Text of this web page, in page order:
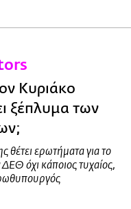
Κυριάκο
ξέπλυμα των
θέτει ερωτήματα για το
όχι κάποιος τυχαίος,